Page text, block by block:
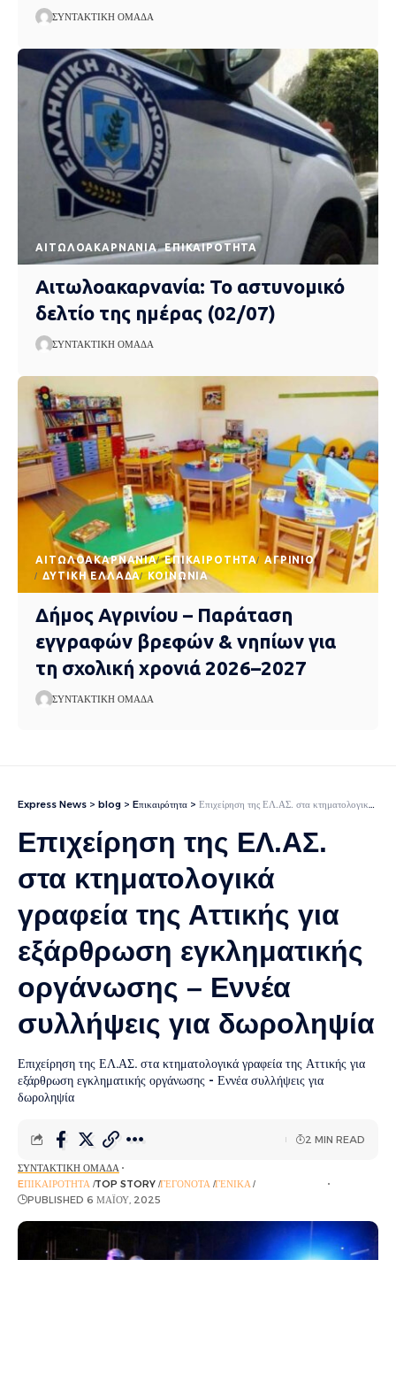
ΣΥΝΤΑΚΤΙΚΉ ΟΜΆΔΑ
AΙΤΩΛΟΑΚΑΡΝΑΝΊΑ EΠΙΚΑΙΡΌΤΗΤΑ
Αιτωλοακαρνανία: Το αστυνομικό
δελτίο της ημέρας (02/07)
ΣΥΝΤΑΚΤΙΚΉ ΟΜΆΔΑ
AΙΤΩΛΟΑΚΑΡΝΑΝΊΑ EΠΙΚΑΙΡΌΤΗΤΑ
ΑΓΡΊΝΙΟ
ΔΥΤΙΚΉ ΕΛΛΆΔΑ
ΚΟΙΝΩΝΊΑ
Δήμος Αγρινίου – Παράταση
εγγραφών βρεφών & νηπίων για
τη σχολική χρονιά 2026–2027
ΣΥΝΤΑΚΤΙΚΉ ΟΜΆΔΑ
Express News > blog > Eπικαιρότητα > Επιχείρηση της ΕΛ.ΑΣ. στα κτηματολογικά γραφεία της Αττικής για εξάρθρωση εγκληματικής οργάνωσης – Εννέα συλλήψεις για δωροληψία
Επιχείρηση της ΕΛ.ΑΣ.
στα κτηματολογικά
γραφεία της Αττικής για
εξάρθρωση εγκληματικής
οργάνωσης – Εννέα
συλλήψεις για δωροληψία
Επιχείρηση της ΕΛ.ΑΣ. στα κτηματολογικά γραφεία της Αττικής για
εξάρθρωση εγκληματικής οργάνωσης - Εννέα συλλήψεις για
δωροληψία
ΣΥΝΤΑΚΤΙΚΉ ΟΜΆΔΑ
EΠΙΚΑΙΡΌΤΗΤΑ TOP STORY ΓΕΓΟΝΌΤΑ ΓΕΝΙΚΆ ΡΟΉ ΕΙΔΉΣΕΩΝ
PUBLISHED 6 ΜΑΪ́ΟΥ, 2025
2 MIN READ